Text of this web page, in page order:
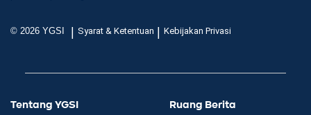
© 2026 YGSI | Syarat & Ketentuan | Kebijakan Privasi
Tentang YGSI
Ruang Berita